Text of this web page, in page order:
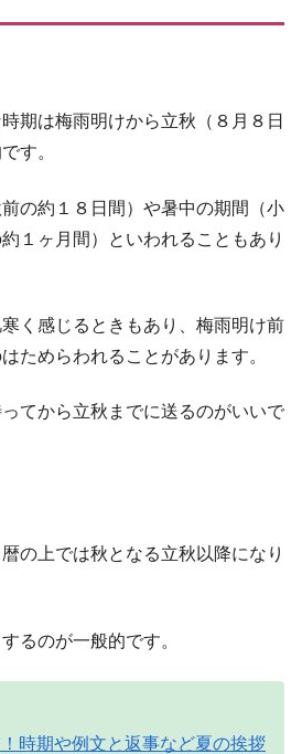
期は梅雨明けから立秋（８月８日
す。
の約１８日間）や暑中の期間（小
１ヶ月間）といわれることもあり
く感じるときもあり、梅雨明け前
ためらわれることがあります。
てから立秋までに送るのがいいで
の上では秋となる立秋以降になり
るのが一般的です。
時期や例文と返事など夏の挨拶